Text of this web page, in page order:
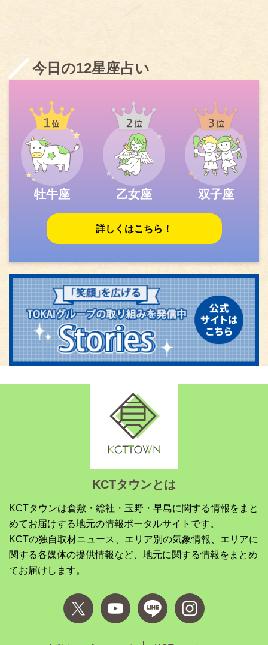
今日の12星座占い
牡牛座 乙女座 双子座
詳しくはこちら！
KCTタウンとは
KCTタウンは倉敷・総社・玉野・早島に関する情報をまと
めてお届けする地元の情報ポータルサイトです。
KCTの独自取材ニュース、エリア別の気象情報、エリアに
関する各媒体の提供情報など、地元に関する情報をまとめ
てお届けします。